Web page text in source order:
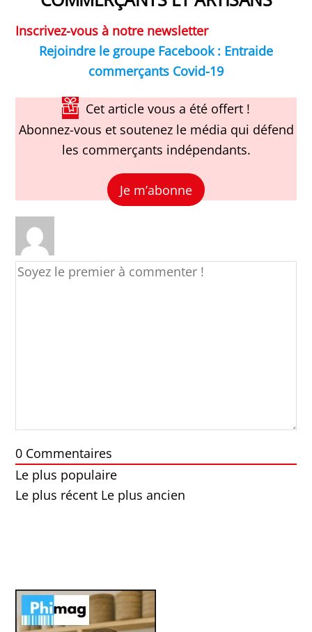
Inscrivez-vous à notre newsletter
Rejoindre le groupe Facebook : Entraide
commerçants Covid-19
Cet article vous a été offert !
Abonnez-vous et soutenez le média qui défend
les commerçants indépendants.
Je m’abonne
0 Commentaires
Le plus populaire
Le plus récent Le plus ancien